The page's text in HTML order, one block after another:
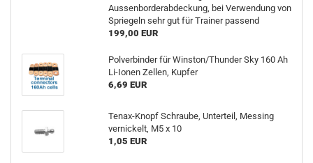
Aussenborderabdeckung, bei Verwendung von
Spriegeln sehr gut für Trainer passend
199,00 EUR
Polverbinder für Winston/Thunder Sky 160 Ah
Li-Ionen Zellen, Kupfer
6,69 EUR
Tenax-Knopf Schraube, Unterteil, Messing
vernickelt, M5 x 10
1,05 EUR